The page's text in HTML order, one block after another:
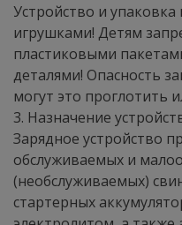
Устройство и
игрушками! Детям
пластиковыми
деталями! Опасность
могут это проглотить
3. Назначение
Зарядное устройство
обслуживаемых и
(необслуживаемых)
стартерных